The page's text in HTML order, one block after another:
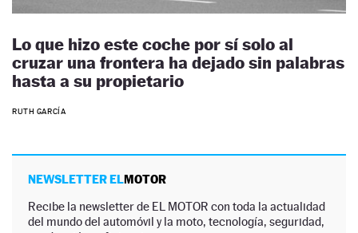
Lo que hizo este coche por sí solo al
cruzar una frontera ha dejado sin palabras
hasta a su propietario
RUTH GARCÍA
NEWSLETTER ELMOTOR
Recibe la newsletter de EL MOTOR con toda la actualidad
del mundo del automóvil y la moto, tecnología, seguridad,